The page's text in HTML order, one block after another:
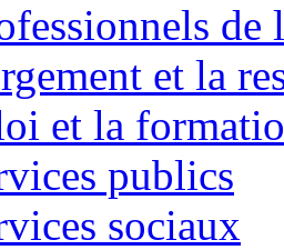
de
et la
et la
publics
sociaux